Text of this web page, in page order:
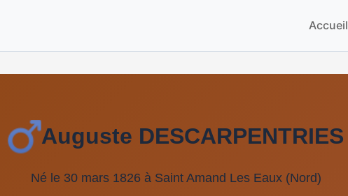
Accueil
Auguste DESCARPENTRIES
Né le 30 mars 1826 à Saint Amand Les Eaux (Nord)